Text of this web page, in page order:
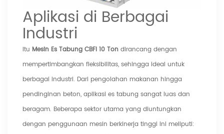
Aplikasi di Berbagai
Industri
Itu Mesin Es Tabung CBFI 10 Ton dirancang dengan
mempertimbangkan fleksibilitas, sehingga ideal untuk
berbagai industri. Dari pengolahan makanan hingga
pendinginan beton, aplikasi es tabung sangat luas dan
beragam. Beberapa sektor utama yang diuntungkan
dengan penggunaan mesin berkinerja tinggi ini meliputi: